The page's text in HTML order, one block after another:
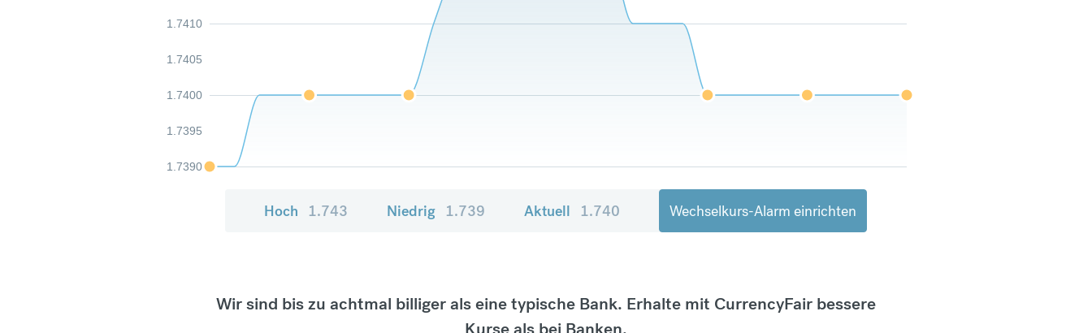
1.7390
1.7395
1.7400
1.7405
1.7410
Hoch 1.743 Niedrig 1.739 Aktuell 1.740 Wechselkurs-Alarm einrichten
Wir sind bis zu achtmal billiger als eine typische Bank. Erhalte mit CurrencyFair bessere
Kurse als bei Banken.